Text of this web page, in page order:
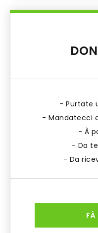
- Purtate
- Mandatecci
- À
- Da
- Da
FÀ